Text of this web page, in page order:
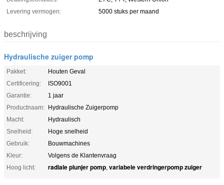
Levering vermogen:
5000 stuks per maand
beschrijving
Hydraulische zuiger pomp
Pakket:
Houten Geval
Certificering:
ISO9001
Garantie:
1 jaar
Productnaam: Hydraulische Zuigerpomp
Macht:
Hydraulisch
Snelheid:
Hoge snelheid
Gebruik:
Bouwmachines
Kleur:
Volgens de Klantenvraag
Hoog licht:
radiale plunjer pomp, variabele verdringerpomp zuiger